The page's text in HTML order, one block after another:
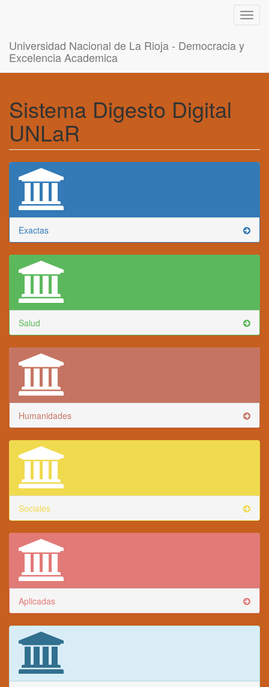
Universidad Nacional de La Rioja - Democracia y
Excelencia Academica
Sistema Digesto Digital
UNLaR
Exactas
Salud
Humanidades
Sociales
Aplicadas